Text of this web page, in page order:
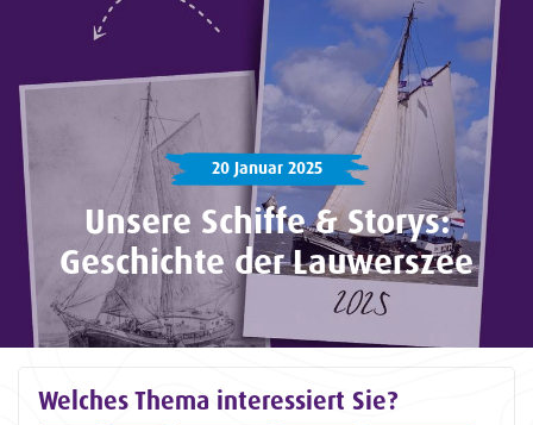
20 Januar 2025
Unsere Schiffe & Storys:
Geschichte der Lauwerszee
Welches Thema interessiert Sie?